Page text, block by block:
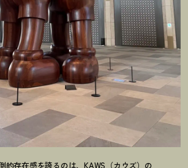
的存在感を誇るのは、KAWS（カウズ）の